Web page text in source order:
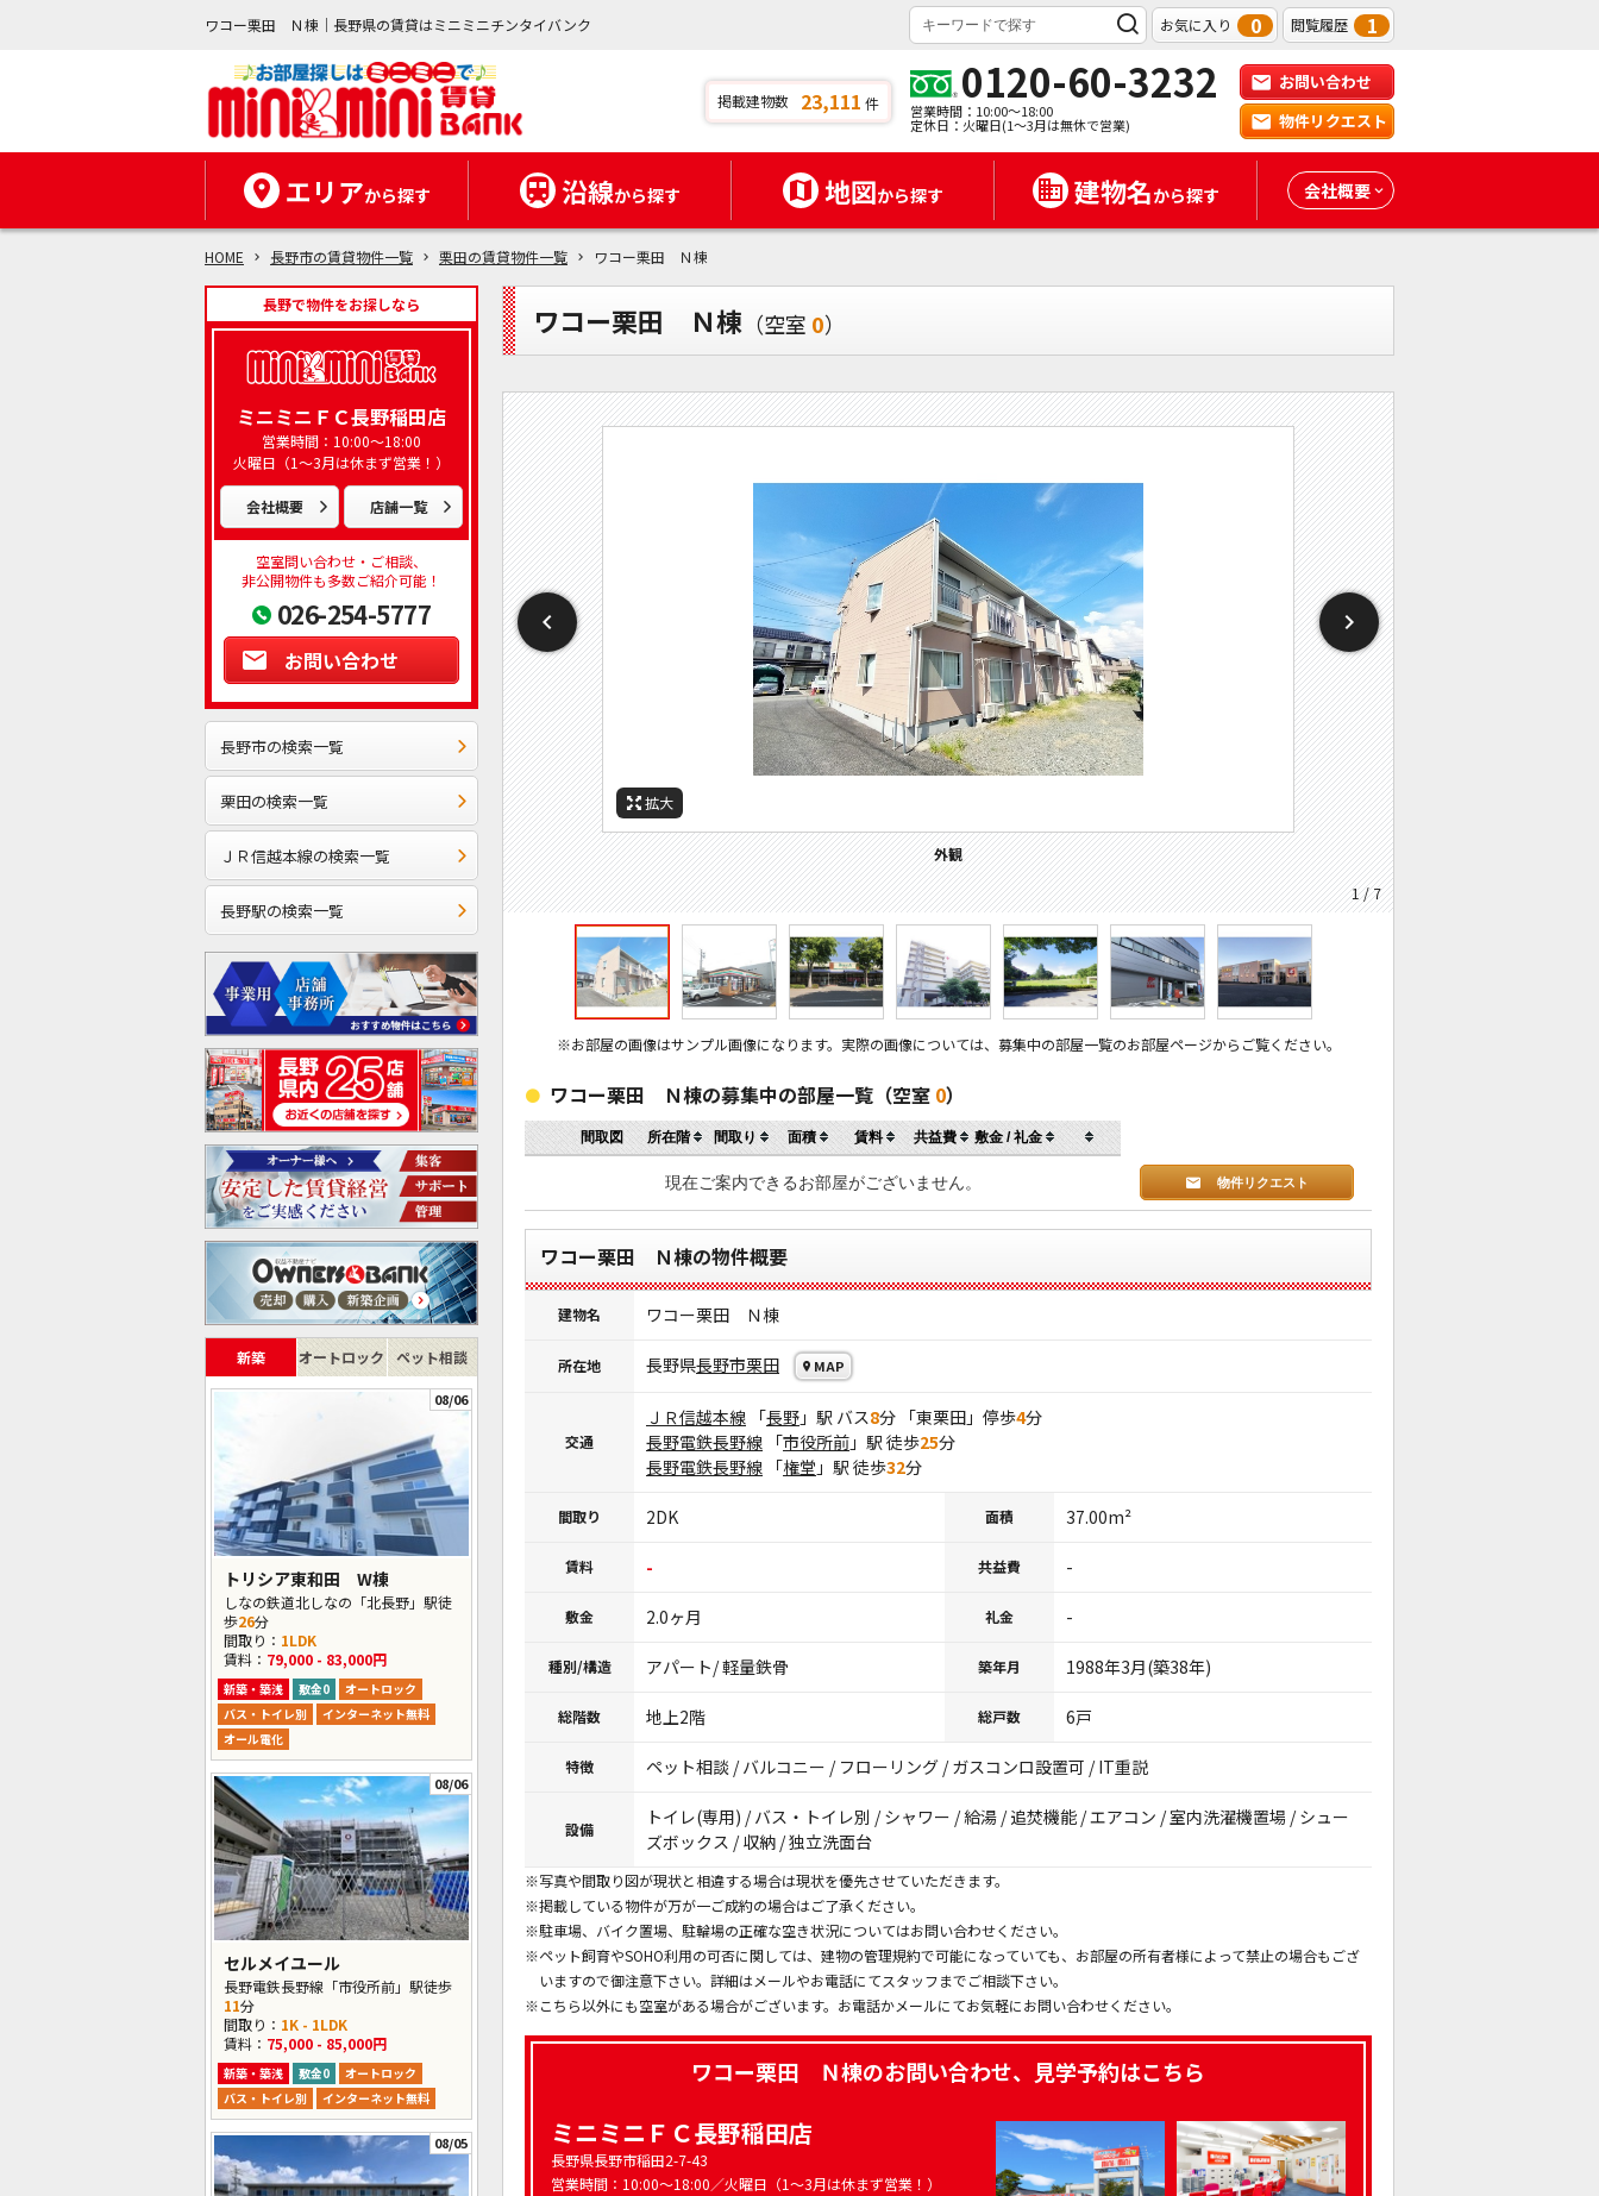
ワコー栗田 Ｎ棟｜長野県の賃貸はミニミニチンタイバンク お気に入り 0 閲覧履歴 1
掲載建物数 23,111 件 0120-60-3232
営業時間：10:00～18:00
定休日：火曜日(1～3月は無休で営業)
お問い合わせ
物件リクエスト
エリアから探す 沿線から探す 地図から探す 建物名から探す 会社概要
HOME 長野市の賃貸物件一覧 栗田の賃貸物件一覧 ワコー栗田 Ｎ棟
長野で物件をお探しなら
ミニミニＦＣ長野稲田店
営業時間：10:00～18:00
火曜日（1～3月は休まず営業！）
会社概要 店舗一覧
空室問い合わせ・ご相談、
非公開物件も多数ご紹介可能！
026-254-5777
お問い合わせ
長野市の検索一覧
栗田の検索一覧
ＪＲ信越本線の検索一覧
長野駅の検索一覧
新築 オートロック ペット相談
08/06
トリシア東和田 W棟
しなの鉄道北しなの「北長野」駅徒
歩26分
間取り： 1LDK
賃料： 79,000 - 83,000円
新築・築浅 敷金0
オートロック
バス・トイレ別
インターネット無料
オール電化
08/06
セルメイユール
長野電鉄長野線「市役所前」駅徒歩
11分
間取り： 1K - 1LDK
賃料： 75,000 - 85,000円
新築・築浅 敷金0
オートロック
バス・トイレ別
インターネット無料
08/05
ワコー栗田 Ｎ棟 （空室 0）
拡大
外観
1 / 7
拡大
周辺施設：コンビニ
拡大
周辺施設：スーパー
拡大
周辺施設：病院
拡大
周辺施設：公園
拡大
周辺施設：郵便局
拡大
※お部屋の画像はサンプル画像になります。実際の画像については、募集中の部屋一覧のお部屋ページからご覧ください。
ワコー栗田 Ｎ棟の募集中の部屋一覧（空室 0）
間取図 所在階 間取り 面積 賃料 共益費 敷金 / 礼金
現在ご案内できるお部屋がございません。 物件リクエスト
ワコー栗田 Ｎ棟の物件概要
建物名 ワコー栗田 Ｎ棟
所在地 長野県長野市栗田 MAP
交通
ＪＲ信越本線 「長野 」駅 バス8分 「東栗田」停歩4分
長野電鉄長野線 「市役所前 」駅 徒歩25分
長野電鉄長野線 「権堂 」駅 徒歩32分
間取り 2DK 面積 37.00m²
賃料 - 共益費 -
敷金 2.0ヶ月 礼金 -
種別/構造 アパート/ 軽量鉄骨 築年月 1988年3月(築38年)
総階数 地上2階 総戸数 6戸
特徴 ペット相談 / バルコニー / フローリング / ガスコンロ設置可 / IT重説
設備
トイレ(専用) / バス・トイレ別 / シャワー / 給湯 / 追焚機能 / エアコン / 室内洗濯機置場 / シュー
ズボックス / 収納 / 独立洗面台
※写真や間取り図が現状と相違する場合は現状を優先させていただきます。
※掲載している物件が万が一ご成約の場合はご了承ください。
※駐車場、バイク置場、駐輪場の正確な空き状況についてはお問い合わせください。
※ペット飼育やSOHO利用の可否に関しては、建物の管理規約で可能になっていても、お部屋の所有者様によって禁止の場合もござ
いますので御注意下さい。詳細はメールやお電話にてスタッフまでご相談下さい。
※こちら以外にも空室がある場合がございます。お電話かメールにてお気軽にお問い合わせください。
ワコー栗田 Ｎ棟のお問い合わせ、見学予約はこちら
ミニミニＦＣ長野稲田店
長野県長野市稲田2-7-43
営業時間：10:00～18:00／火曜日（1～3月は休まず営業！）